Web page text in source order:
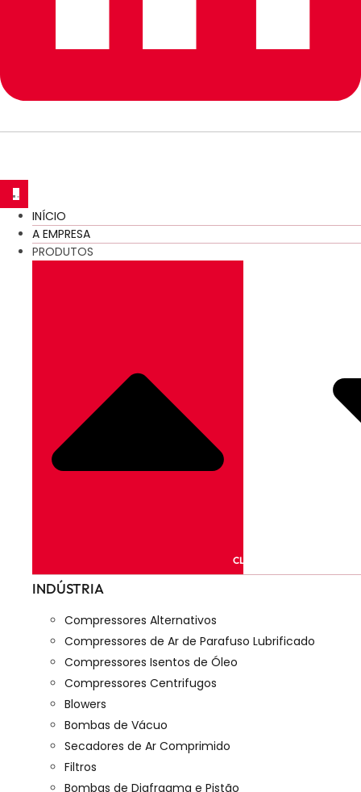
INÍCIO
A EMPRESA
PRODUTOS
CLOSE PRODUTOS
INDÚSTRIA
Compressores Alternativos
Compressores de Ar de Parafuso Lubrificado
Compressores Isentos de Óleo
Compressores Centrifugos
Blowers
Bombas de Vácuo
Secadores de Ar Comprimido
Filtros
Bombas de Diafragma e Pistão